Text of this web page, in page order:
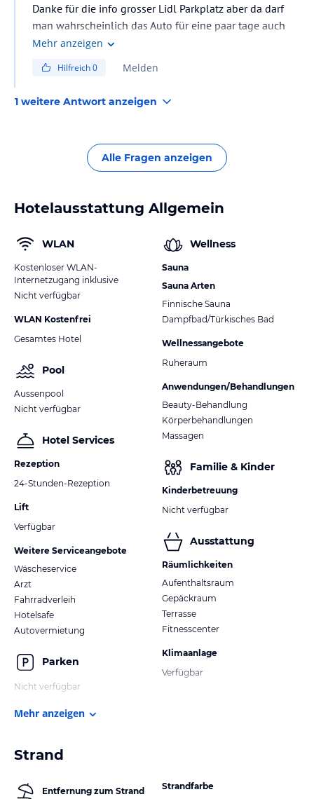
Danke für die info grosser Lidl Parkplatz aber da darf
man wahrscheinlich das Auto für eine paar tage auch
nicht abstellen?
Mehr anzeigen
Hilfreich0 Melden
1 weitere Antwort anzeigen
Alle Fragen anzeigen
Hotelausstattung Allgemein
WLAN
Kostenloser WLAN-
Internetzugang inklusive
Nicht verfügbar
WLAN Kostenfrei
Gesamtes Hotel
Pool
Aussenpool
Nicht verfügbar
Hotel Services
Rezeption
24-Stunden-Rezeption
Lift
Verfügbar
Weitere Serviceangebote
Wäscheservice
Arzt
Fahrradverleih
Hotelsafe
Autovermietung
Parken
Nicht verfügbar
Wellness
Sauna
Sauna Arten
Finnische Sauna
Dampfbad/Türkisches Bad
Wellnessangebote
Ruheraum
Anwendungen/Behandlungen
Beauty-Behandlung
Körperbehandlungen
Massagen
Familie & Kinder
Kinderbetreuung
Nicht verfügbar
Ausstattung
Räumlichkeiten
Aufenthaltsraum
Gepäckraum
Terrasse
Fitnesscenter
Klimaanlage
Verfügbar
Mehr anzeigen
Strand
Entfernung zum Strand
Strandfarbe